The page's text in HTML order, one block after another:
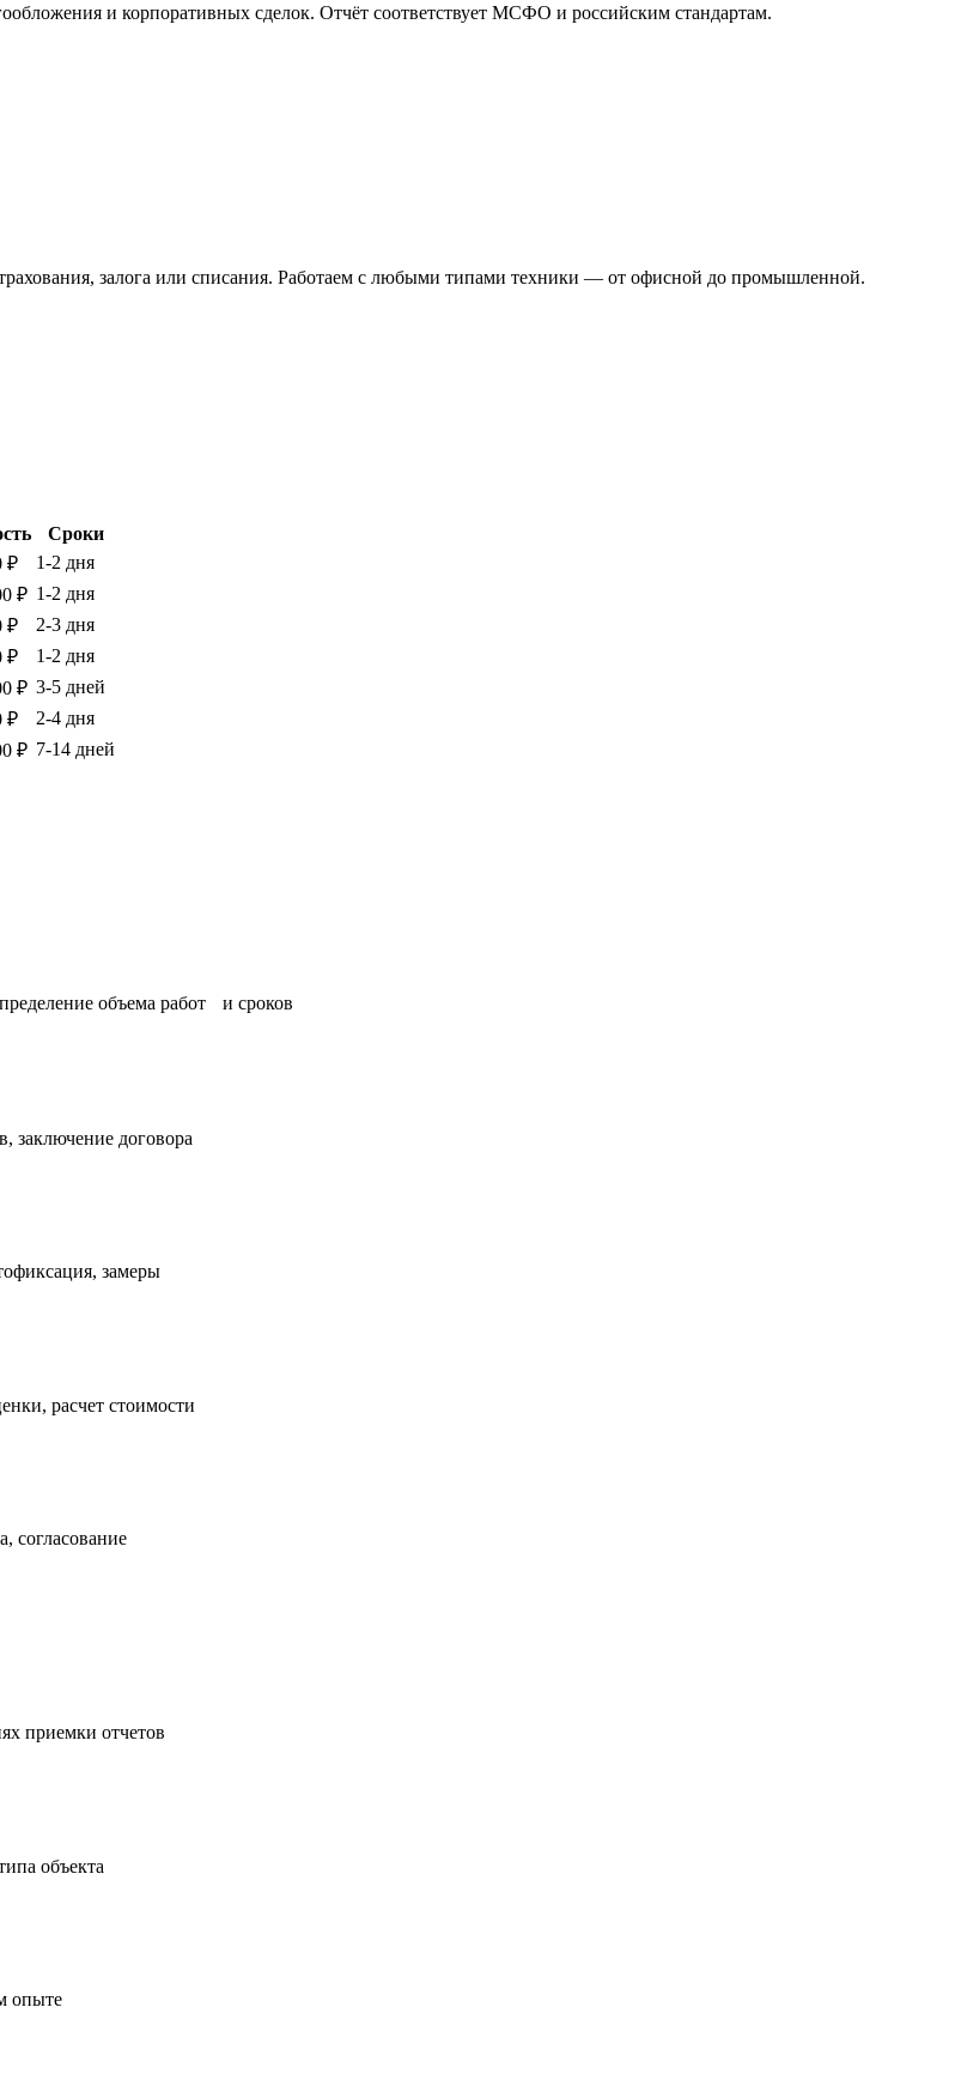
и корпоративных сделок. Отчёт соответствует МСФО и российским стандартам.
залога или списания. Работаем с любыми типами техники — от офисной до промышленной.
Сроки
₽
1-2 дня
₽ 1-2 дня
₽
2-3 дня
₽
1-2 дня
₽ 3-5 дней
₽
2-4 дня
₽ 7-14 дней
объема работ и сроков
заключение договора
замеры
расчет стоимости
согласование
приемки отчетов
объекта
опыте